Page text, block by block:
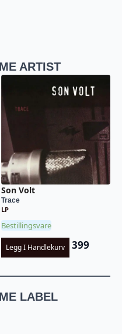
ARTIST
Son Volt
Trace
LP
Bestillingsvare
Legg I Handlekurv 399
LABEL